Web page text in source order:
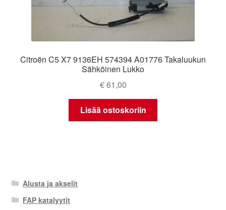
Citroën C5 X7 9136EH 574394 A01776 Takaluukun
Sähköinen Lukko
€61,00
Lisää ostoskoriin
Alusta ja akselit
FAP katalyytit